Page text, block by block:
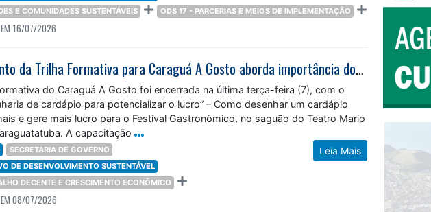
E COMUNIDADES SUSTENTÁVEIS
ODS 17 - PARCERIAS E MEIOS DE IMPLEMENTAÇÃO
EM 16/07/2026
Encerramento da Trilha Formativa para Caraguá A Gosto aborda importância do cardápio para gerar lucro
do Caraguá A Gosto foi encerrada na última terça-feira (7), com o
de cardápio para potencializar o lucro” – Como desenhar um cardápio
e gere mais lucro para o Festival Gastronômico, no saguão do Teatro Mario
A capacitação
Leia Mais
SECRETARIA DE GOVERNO
DE DESENVOLVIMENTO SUSTENTÁVEL
DECENTE E CRESCIMENTO ECONÔMICO
EM 08/07/2026